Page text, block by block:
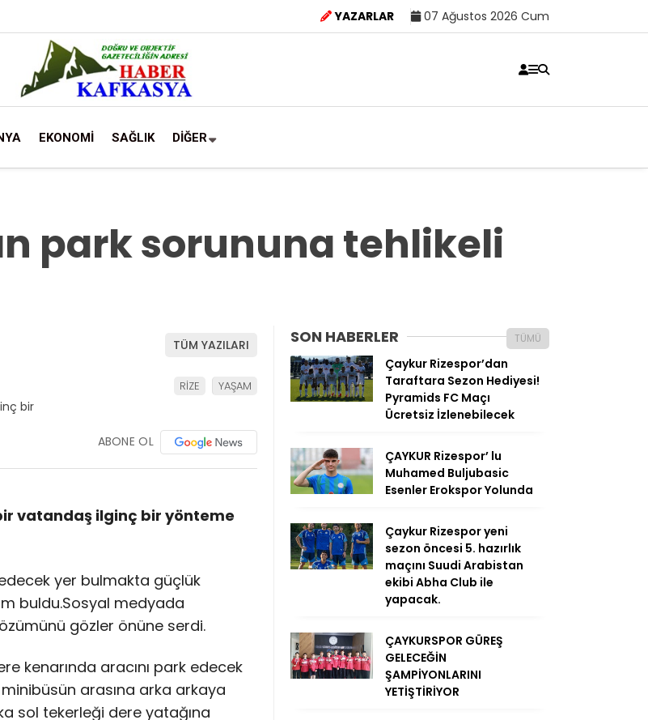
YAZARLAR 07 Ağustos 2026 Cum
EKONOMİ SAĞLIK DİĞER
park sorununa tehlikeli
TÜM YAZILARI
RİZE YAŞAM
ABONE OL
vatandaş ilginç bir yönteme
yer bulmakta güçlük
buldu.Sosyal medyada
gözler önüne serdi.
kenarında aracını park edecek
arasına arka arkaya
sol tekerleği dere yatağına
SON HABERLER TÜMÜ
Çaykur Rizespor’dan
Taraftara Sezon Hediyesi!
Pyramids FC Maçı
Ücretsiz İzlenebilecek
ÇAYKUR Rizespor’ lu
Muhamed Buljubasic
Esenler Erokspor Yolunda
Çaykur Rizespor yeni
sezon öncesi 5. hazırlık
maçını Suudi Arabistan
ekibi Abha Club ile
yapacak.
ÇAYKURSPOR GÜREŞ
GELECEĞİN
ŞAMPİYONLARINI
YETİŞTİRİYOR